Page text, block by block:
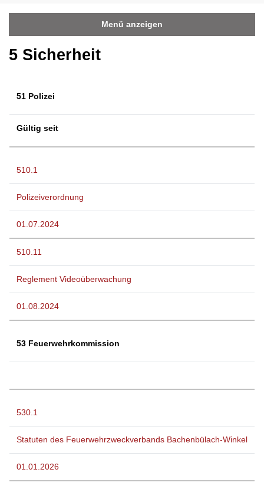
Menü anzeigen
5 Sicherheit
51 Polizei
Gültig seit
510.1
Polizeiverordnung
01.07.2024
510.11
Reglement Videoüberwachung
01.08.2024
53 Feuerwehrkommission
530.1
Statuten des Feuerwehrzweckverbands Bachenbülach-Winkel
01.01.2026